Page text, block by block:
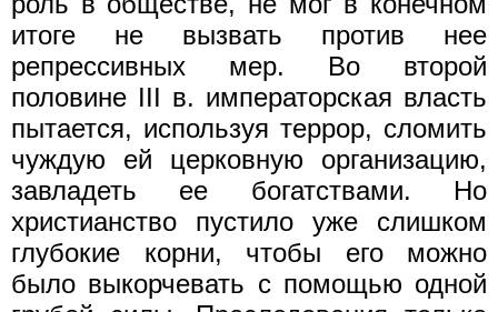
итоге не вызвать против нее
репрессивных мер. Во второй
половине III в. императорская власть
пытается, используя террор, сломить
чуждую ей церковную организацию,
завладеть ее богатствами. Но
христианство пустило уже слишком
глубокие корни, чтобы его можно
было выкорчевать с помощью одной